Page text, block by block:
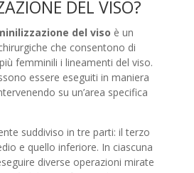
DEL VISO?
del viso è un
che consentono di
femminili i lineamenti del viso.
essere eseguiti in maniera
su un’area specifica
suddiviso in tre parti: il terzo
e quello inferiore. In ciascuna
diverse operazioni mirate